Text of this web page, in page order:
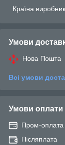
Країна виробник
Умови
Нова Пошта
Всі умови
Умови оплати
Пром-оплата
Післяплата